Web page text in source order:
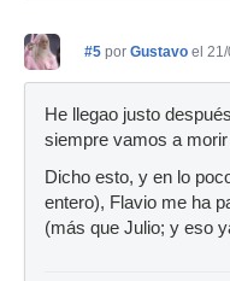
#5 por Gustavo el
He llegao justo
siempre vamos a
Dicho esto, y en lo
entero), Flavio me ha
(más que Julio; y eso